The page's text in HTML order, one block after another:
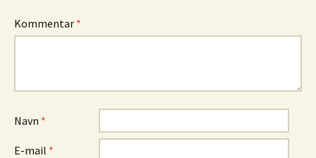
Kommentar *
Navn *
E-mail *